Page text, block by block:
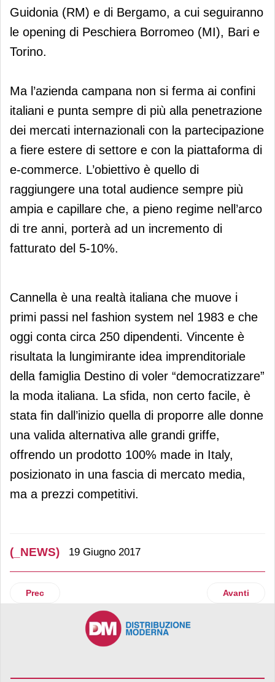
Guidonia (RM) e di Bergamo, a cui seguiranno
le opening di Peschiera Borromeo (MI), Bari e
Torino.
Ma l’azienda campana non si ferma ai confini
italiani e punta sempre di più alla penetrazione
dei mercati internazionali con la partecipazione
a fiere estere di settore e con la piattaforma di
e-commerce. L’obiettivo è quello di
raggiungere una total audience sempre più
ampia e capillare che, a pieno regime nell’arco
di tre anni, porterà ad un incremento di
fatturato del 5-10%.
Cannella è una realtà italiana che muove i
primi passi nel fashion system nel 1983 e che
oggi conta circa 250 dipendenti. Vincente è
risultata la lungimirante idea imprenditoriale
della famiglia Destino di voler “democratizzare”
la moda italiana. La sfida, non certo facile, è
stata fin dall’inizio quella di proporre alle donne
una valida alternativa alle grandi griffe,
offrendo un prodotto 100% made in Italy,
posizionato in una fascia di mercato media,
ma a prezzi competitivi.
(_NEWS) 19 Giugno 2017
Articolo precedente: Il settore della Vendita Diretta si
Prec Articolo
Avanti